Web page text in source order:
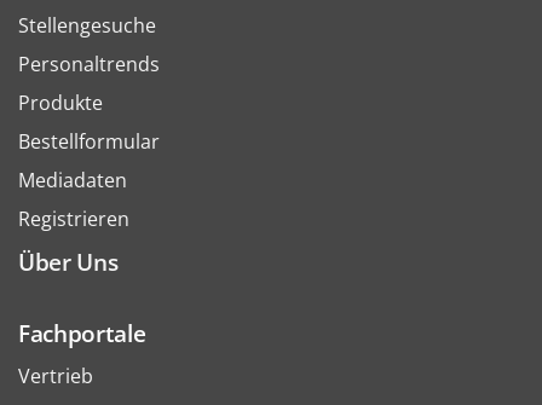
Stellengesuche
Personaltrends
Produkte
Bestellformular
Mediadaten
Registrieren
Über Uns
Fachportale
Vertrieb